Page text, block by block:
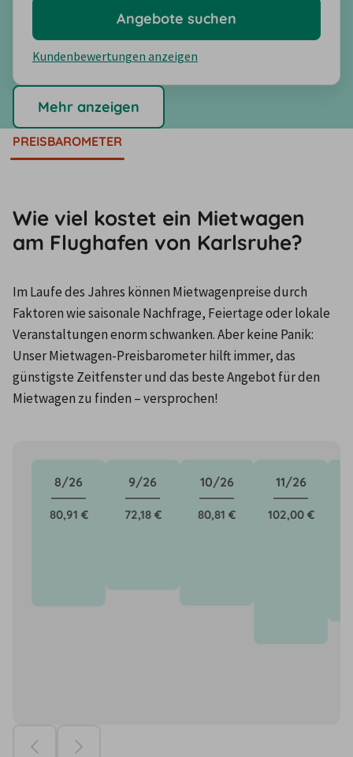
Kundenbewertungen anzeigen
Angebote suchen
Mehr anzeigen
PREISBAROMETER
Wie viel kostet ein Mietwagen
am Flughafen von Karlsruhe?
Im Laufe des Jahres können Mietwagenpreise durch
Faktoren wie saisonale Nachfrage, Feiertage oder lokale
Veranstaltungen enorm schwanken. Aber keine Panik:
Unser Mietwagen-Preisbarometer hilft immer, das
günstigste Zeitfenster und das beste Angebot für den
Mietwagen zu finden – versprochen!
8/26
80,91 €
9/26
72,18 €
10/26
80,81 €
11/26
102,00 €